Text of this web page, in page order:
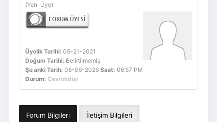
(Yeni Üye)
Üyelik Tarihi: 05-21-2021
Doğum Tarihi: Belirtilmemiş
Şu anki Tarih: 08-06-2026 Saat: 06:57 PM
Durum: Çevrimdışı
Forum Bilgileri İletişim Bilgileri